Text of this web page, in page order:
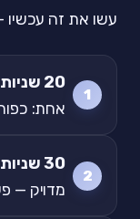
עשו את זה עכשיו
20 שניות
אחת:
30 שניות
מדויק —